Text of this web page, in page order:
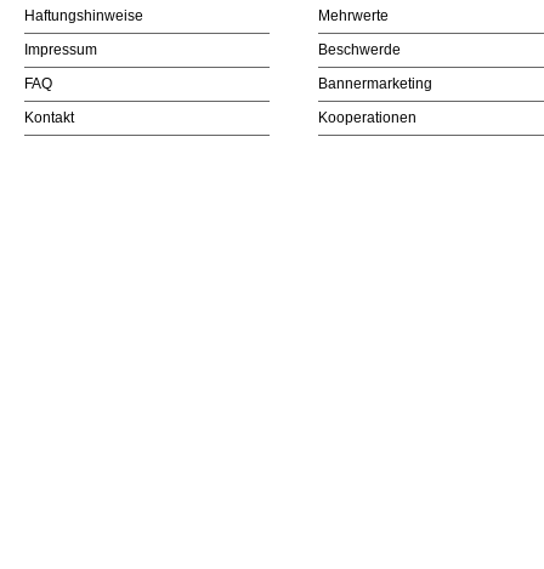
Haftungshinweise
Impressum
FAQ
Kontakt
Mehrwerte
Beschwerde
Bannermarketing
Kooperationen